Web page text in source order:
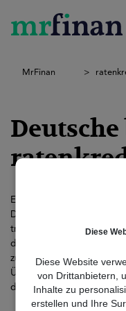
Diese
Diese Website
von Drittanbietern,
Inhalte zu
erstellen und Ihre
MrFinan
Ein Ratenkredit bei
Darlehen mit festen
transparenten
deine monatliche
zurückgezahlt ist.
Überraschungen – nur
deine persönlichen